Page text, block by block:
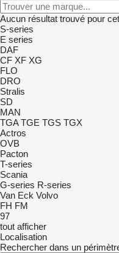
Aucun résultat trouvé pour
S-series
E series
DAF
CF XF XG
FLO
DRO
Stralis
SD
MAN
TGA TGE TGS TGX
Actros
OVB
Pacton
T-series
Scania
G-series R-series
Van Eck Volvo
FH FM
97
tout afficher
Localisation
Rechercher dans un